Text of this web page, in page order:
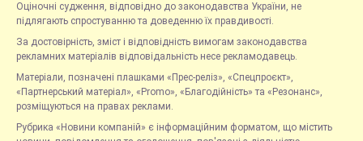
Оціночні судження, відповідно до законодавства України, не
підлягають спростуванню та доведенню їх правдивості.
За достовірність, зміст і відповідність вимогам законодавства
рекламних матеріалів відповідальність несе рекламодавець.
Матеріали, позначені плашками «Прес-реліз», «Спецпроєкт»,
«Партнерський матеріал», «Promo», «Благодійність» та «Резонанс»,
розміщуються на правах реклами.
Рубрика «Новини компаній» є інформаційним форматом, що містить